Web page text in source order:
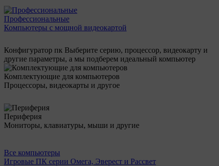
Профессиональные
Компьютеры с мощной видеокартой
Конфигуратор пк Выберите серию, процессор, видеокарту и
другие параметры, а мы подберем идеальный компьютер
Комплектующие для компьютеров
Процессоры, видеокарты и другое
Периферия
Мониторы, клавиатуры, мыши и другие
Все компьютеры
Игровые ПК серии Омега, Эверест и Рассвет